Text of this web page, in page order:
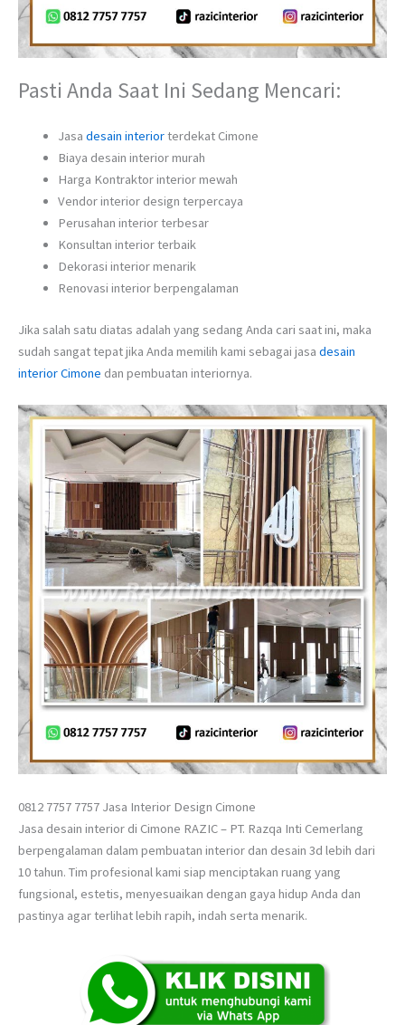
Pasti Anda Saat Ini Sedang Mencari:
Jasa desain interiorterdekat Cimone
Biaya desain interior murah
Harga Kontraktor interior mewah
Vendor interior design terpercaya
Perusahan interior terbesar
Konsultan interior terbaik
Dekorasi interior menarik
Renovasi interior berpengalaman
Jika salah satu diatas adalah yang sedang Anda cari saat ini, maka
sudah sangat tepat jika Anda memilih kami sebagai jasa desain
interior Cimone dan pembuatan interiornya.
0812 7757 7757 Jasa Interior Design Cimone
Jasa desain interior di Cimone RAZIC – PT. Razqa Inti Cemerlang
berpengalaman dalam pembuatan interior dan desain 3d lebih dari
10 tahun. Tim profesional kami siap menciptakan ruang yang
fungsional, estetis, menyesuaikan dengan gaya hidup Anda dan
pastinya agar terlihat lebih rapih, indah serta menarik.